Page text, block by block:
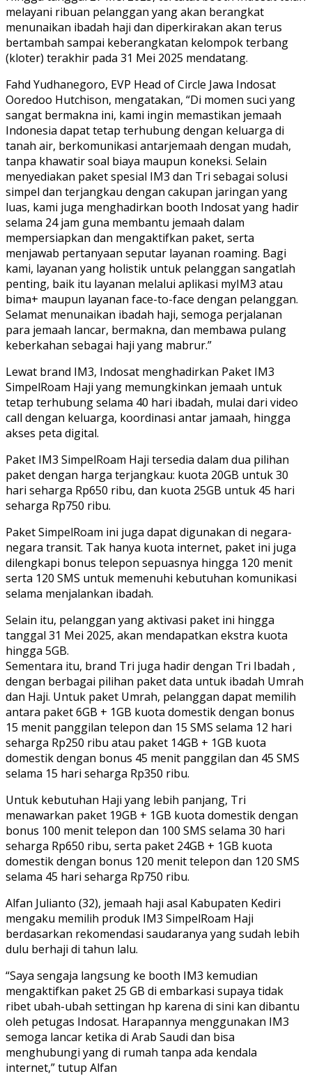
melayani ribuan pelanggan yang akan berangkat
menunaikan ibadah haji dan diperkirakan akan terus
bertambah sampai keberangkatan kelompok terbang
(kloter) terakhir pada 31 Mei 2025 mendatang.
Fahd Yudhanegoro, EVP Head of Circle Jawa Indosat
Ooredoo Hutchison, mengatakan, “Di momen suci yang
sangat bermakna ini, kami ingin memastikan jemaah
Indonesia dapat tetap terhubung dengan keluarga di
tanah air, berkomunikasi antarjemaah dengan mudah,
tanpa khawatir soal biaya maupun koneksi. Selain
menyediakan paket spesial IM3 dan Tri sebagai solusi
simpel dan terjangkau dengan cakupan jaringan yang
luas, kami juga menghadirkan booth Indosat yang hadir
selama 24 jam guna membantu jemaah dalam
mempersiapkan dan mengaktifkan paket, serta
menjawab pertanyaan seputar layanan roaming. Bagi
kami, layanan yang holistik untuk pelanggan sangatlah
penting, baik itu layanan melalui aplikasi myIM3 atau
bima+ maupun layanan face-to-face dengan pelanggan.
Selamat menunaikan ibadah haji, semoga perjalanan
para jemaah lancar, bermakna, dan membawa pulang
keberkahan sebagai haji yang mabrur.”
Lewat brand IM3, Indosat menghadirkan Paket IM3
SimpelRoam Haji yang memungkinkan jemaah untuk
tetap terhubung selama 40 hari ibadah, mulai dari video
call dengan keluarga, koordinasi antar jamaah, hingga
akses peta digital.
Paket IM3 SimpelRoam Haji tersedia dalam dua pilihan
paket dengan harga terjangkau: kuota 20GB untuk 30
hari seharga Rp650 ribu, dan kuota 25GB untuk 45 hari
seharga Rp750 ribu.
Paket SimpelRoam ini juga dapat digunakan di negara-
negara transit. Tak hanya kuota internet, paket ini juga
dilengkapi bonus telepon sepuasnya hingga 120 menit
serta 120 SMS untuk memenuhi kebutuhan komunikasi
selama menjalankan ibadah.
Selain itu, pelanggan yang aktivasi paket ini hingga
tanggal 31 Mei 2025, akan mendapatkan ekstra kuota
hingga 5GB.
Sementara itu, brand Tri juga hadir dengan Tri Ibadah ,
dengan berbagai pilihan paket data untuk ibadah Umrah
dan Haji. Untuk paket Umrah, pelanggan dapat memilih
antara paket 6GB + 1GB kuota domestik dengan bonus
15 menit panggilan telepon dan 15 SMS selama 12 hari
seharga Rp250 ribu atau paket 14GB + 1GB kuota
domestik dengan bonus 45 menit panggilan dan 45 SMS
selama 15 hari seharga Rp350 ribu.
Untuk kebutuhan Haji yang lebih panjang, Tri
menawarkan paket 19GB + 1GB kuota domestik dengan
bonus 100 menit telepon dan 100 SMS selama 30 hari
seharga Rp650 ribu, serta paket 24GB + 1GB kuota
domestik dengan bonus 120 menit telepon dan 120 SMS
selama 45 hari seharga Rp750 ribu.
Alfan Julianto (32), jemaah haji asal Kabupaten Kediri
mengaku memilih produk IM3 SimpelRoam Haji
berdasarkan rekomendasi saudaranya yang sudah lebih
dulu berhaji di tahun lalu.
“Saya sengaja langsung ke booth IM3 kemudian
mengaktifkan paket 25 GB di embarkasi supaya tidak
ribet ubah-ubah settingan hp karena di sini kan dibantu
oleh petugas Indosat. Harapannya menggunakan IM3
semoga lancar ketika di Arab Saudi dan bisa
menghubungi yang di rumah tanpa ada kendala
internet,” tutup Alfan